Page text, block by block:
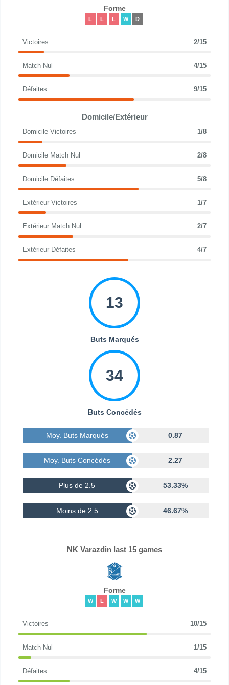
Forme
L L L W D
Victoires 2/15
Match Nul 4/15
Défaites 9/15
Domicile/Extérieur
Domicile Victoires 1/8
Domicile Match Nul 2/8
Domicile Défaites 5/8
Extérieur Victoires 1/7
Extérieur Match Nul 2/7
Extérieur Défaites 4/7
13
Buts Marqués
34
Buts Concédés
Moy. Buts Marqués 0.87
Moy. Buts Concédés 2.27
Plus de 2.5 53.33%
Moins de 2.5 46.67%
NK Varazdin last 15 games
Forme
W L W W W
Victoires 10/15
Match Nul 1/15
Défaites 4/15